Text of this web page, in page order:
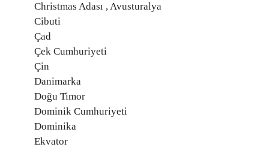
Christmas Adası , Avusturalya
Cibuti
Çad
Çek Cumhuriyeti
Çin
Danimarka
Doğu Timor
Dominik Cumhuriyeti
Dominika
Ekvator